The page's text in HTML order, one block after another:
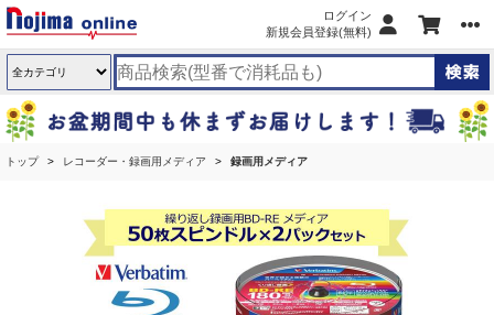
ログイン
新規会員登録(無料)
トップ レコーダー・録画用メディア 録画用メディア